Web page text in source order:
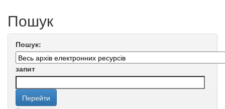
Пошук
Пошук:
запит